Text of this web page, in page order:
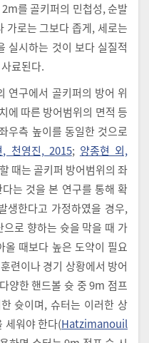
를 골키퍼의 민첩성, 순발
가로는 그보다 좁게, 세로는
실시하는 것이 보다 실질적
료된다.
연구에서 골키퍼의 방어 위
에 따른 방어범위의 면적 등
우측 높이를 동일한 것으로
, 천영진, 2015; 양종현 외,
때는 골키퍼 방어범위의 좌
는 것을 본 연구를 통해 확
생한다고 가정하였을 경우,
로 향하는 슛을 막을 때 가
올 때보다 높은 도약이 필요
련이나 경기 상황에서 방어
양한 핸드볼 슛 중 9m 점프
슛이며, 슈터는 이러한 상
세워야 한다(Hatzimanouil